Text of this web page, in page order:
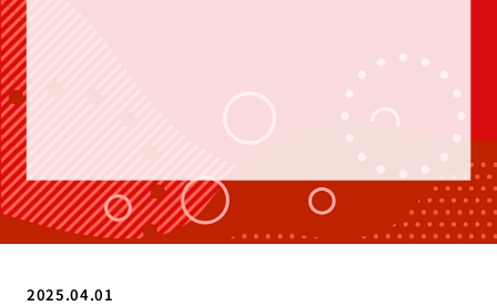
2025.04.01